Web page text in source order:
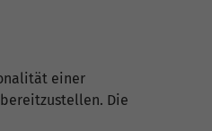
einer
Die